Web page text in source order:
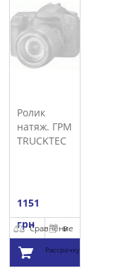
корзину
Ролик
натяж. ГРМ
TRUCKTEC
1151
грнСравнение
В
Рассрочку